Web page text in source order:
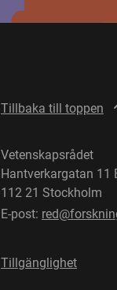
Tillbaka till toppen
Vetenskapsrådet
Hantverkargatan 11
112 21 Stockholm
E-post:
Tillgänglighet